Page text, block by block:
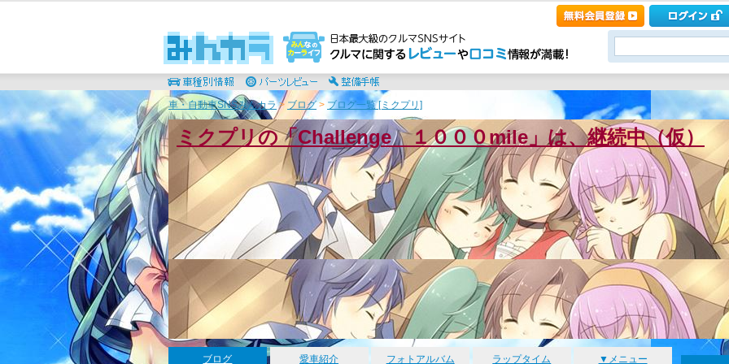
車・自動車SNSみんカラ> ブログ> ブログ一覧 [ミクプリ]
ミクプリの「Challenge １０００mile」は、継続中（仮）
ブログ 愛車紹介 フォトアルバム ラップタイム ▼メニュー